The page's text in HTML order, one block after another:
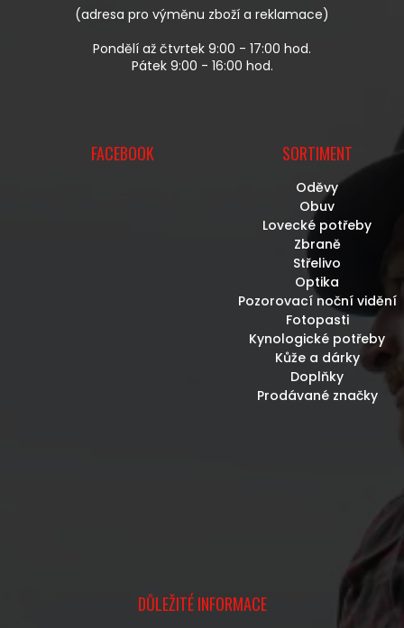
I
U
(adresa pro výměnu zboží a reklamace)
Pondělí až čtvrtek 9:00 - 17:00 hod.
Pátek 9:00 - 16:00 hod.
FACEBOOK SORTIMENT
Oděvy
Obuv
Lovecké potřeby
Zbraně
Střelivo
Optika
Pozorovací noční vidění
Fotopasti
Kynologické potřeby
Kůže a dárky
Doplňky
Prodávané značky
DŮLEŽITÉ INFORMACE